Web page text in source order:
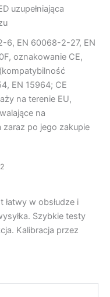
uzupełniająca
6, EN 60068-2-27, EN
oznakowanie CE,
EN 15964; CE
na terenie EU,
na
po jego zakupie
łatwy w obsłudze i
Szybkie testy
Kalibracja przez